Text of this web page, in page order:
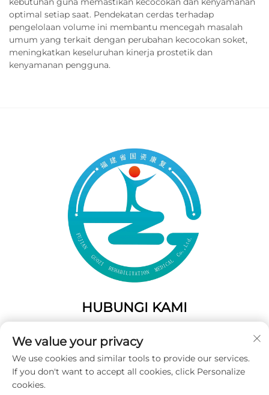
optimal setiap saat. Pendekatan cerdas terhadap
pengelolaan volume ini membantu mencegah masalah
umum yang terkait dengan perubahan kecocokan soket,
meningkatkan keseluruhan kinerja prostetik dan
kenyamanan pengguna.
HUBUNGI KAMI
Tiongkok
Telp:+86-19859128239
E-Mail:
We value your privacy
We use cookies and similar tools to provide our services.
If you don't want to accept all cookies, click Personalize
cookies.